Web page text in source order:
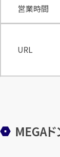
営業時間
URL
MEGA